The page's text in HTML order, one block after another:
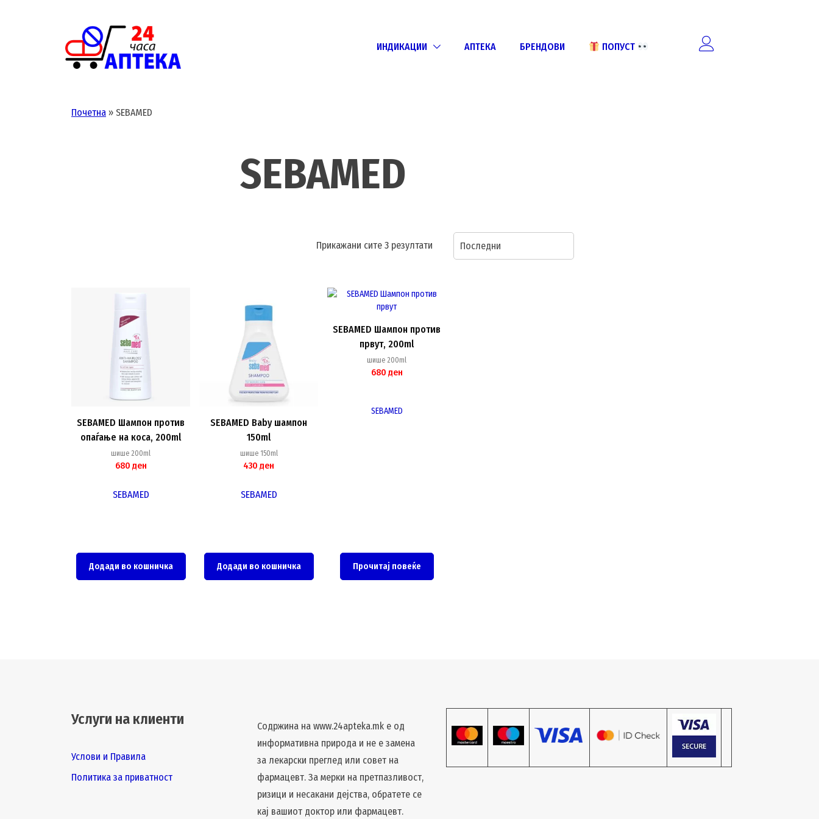
ИНДИКАЦИИ
АПТЕКА БРЕНДОВИ ПОПУСТ
Почетна » SEBAMED
SEBAMED
Прикажани сите 3 резултати Последни
SEBAMED Шампон против
опаѓање на коса, 200ml
шише 200ml
680 ден
SEBAMED
Додади во кошничка
SEBAMED Baby шампон
150ml
шише 150ml
430 ден
SEBAMED
Додади во кошничка
SEBAMED Шампон против
првут, 200ml
шише 200ml
680 ден
SEBAMED
Прочитај повеќе
Услуги на клиенти
Услови и Правила
Политика за приватност
Содржина на www.24apteka.mk е од
информативна природа и не е замена
за лекарски преглед или совет на
фармацевт. За мерки на претпазливост,
ризици и несакани дејства, обратете се
кај вашиот доктор или фармацевт.